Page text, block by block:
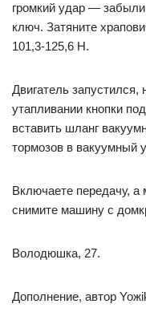
громкий удар —
ключ. Затяните
101,3-125,6 Н.
Двигатель запустился,
утапливании кнопки
вставить шланг
тормозов в вакуумный
Включаете передачу,
снимите машину с
Володюшка, 27.
Дополнение, автор